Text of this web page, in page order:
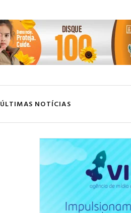
ÚLTIMAS NOTÍCIAS